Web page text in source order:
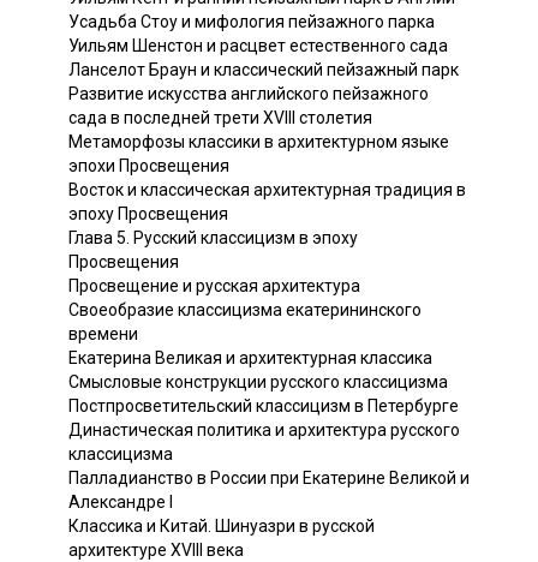
Усадьба Стоу и мифология пейзажного парка
Уильям Шенстон и расцвет естественного сада
Ланселот Браун и классический пейзажный парк
Развитие искусства английского пейзажного
сада в последней трети XVIII столетия
Метаморфозы классики в архитектурном языке
эпохи Просвещения
Восток и классическая архитектурная традиция в
эпоху Просвещения
Глава 5. Русский классицизм в эпоху
Просвещения
Просвещение и русская архитектура
Своеобразие классицизма екатерининского
времени
Екатерина Великая и архитектурная классика
Смысловые конструкции русского классицизма
Постпросветительский классицизм в Петербурге
Династическая политика и архитектура русского
классицизма
Палладианство в России при Екатерине Великой и
Александре I
Классика и Китай. Шинуазри в русской
архитектуре XVIII века